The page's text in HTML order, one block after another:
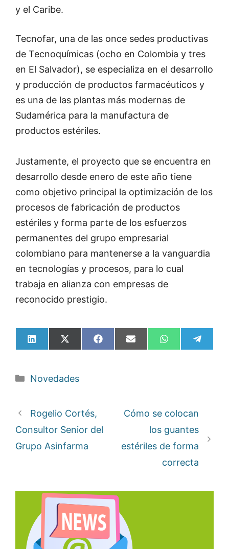
y el Caribe.
Tecnofar, una de las once sedes productivas
de Tecnoquímicas (ocho en Colombia y tres
en El Salvador), se especializa en el desarrollo
y producción de productos farmacéuticos y
es una de las plantas más modernas de
Sudamérica para la manufactura de
productos estériles.
Justamente, el proyecto que se encuentra en
desarrollo desde enero de este año tiene
como objetivo principal la optimización de los
procesos de fabricación de productos
estériles y forma parte de los esfuerzos
permanentes del grupo empresarial
colombiano para mantenerse a la vanguardia
en tecnologías y procesos, para lo cual
trabaja en alianza con empresas de
reconocido prestigio.
Compartir
en
Compartir
en
Compartir
en
Compartir
en
Compartir
en
en
Categorías
Novedades
Rogelio Cortés,
Consultor Senior del
Grupo Asinfarma
Cómo se colocan
los guantes
estériles de forma
correcta